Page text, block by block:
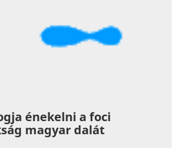
énekelni a foci
magyar dalát